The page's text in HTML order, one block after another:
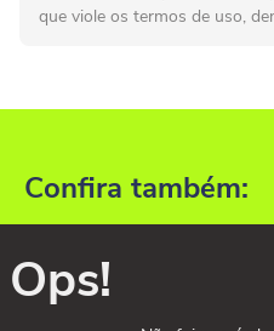
que viole os termos de uso,
Confira também:
Ops!